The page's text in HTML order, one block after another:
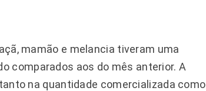
mamão e melancia tiveram uma
comparados aos do mês anterior. A
na quantidade comercializada como